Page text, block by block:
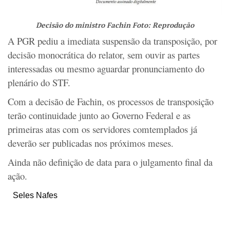
Decisão do ministro Fachin Foto: Reprodução
A PGR pediu a imediata suspensão da transposição, por
decisão monocrática do relator, sem ouvir as partes
interessadas ou mesmo aguardar pronunciamento do
plenário do STF.
Com a decisão de Fachin, os processos de transposição
terão continuidade junto ao Governo Federal e as
primeiras atas com os servidores comtemplados já
deverão ser publicadas nos próximos meses.
Ainda não definição de data para o julgamento final da
ação.
Seles Nafes